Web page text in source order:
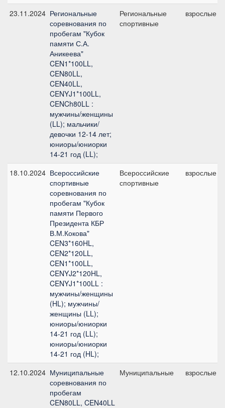
23.11.2024 Региональные
соревнования по
пробегам "Кубок
памяти С.А.
Аникеева"
CEN1*100LL,
CEN80LL,
CEN40LL,
CENYJ1*100LL,
CENCh80LL :
мужчины/женщины
(LL); мальчики/
девочки 12-14 лет;
юниоры/юниорки
14-21 год (LL);
Региональные
спортивные
взрослые
18.10.2024 Всероссийские
спортивные
соревнования по
пробегам "Кубок
памяти Первого
Президента КБР
В.М.Кокова"
CEN3*160HL,
CEN2*120LL,
CEN1*100LL,
CENYJ2*120HL,
CENYJ1*100LL :
мужчины/женщины
(HL); мужчины/
женщины (LL);
юниоры/юниорки
14-21 год (LL);
юниоры/юниорки
14-21 год (HL);
Всероссийские
спортивные
взрослые
12.10.2024 Муниципальные
соревнования по
пробегам
CEN80LL, CEN40LL
Муниципальные взрослые